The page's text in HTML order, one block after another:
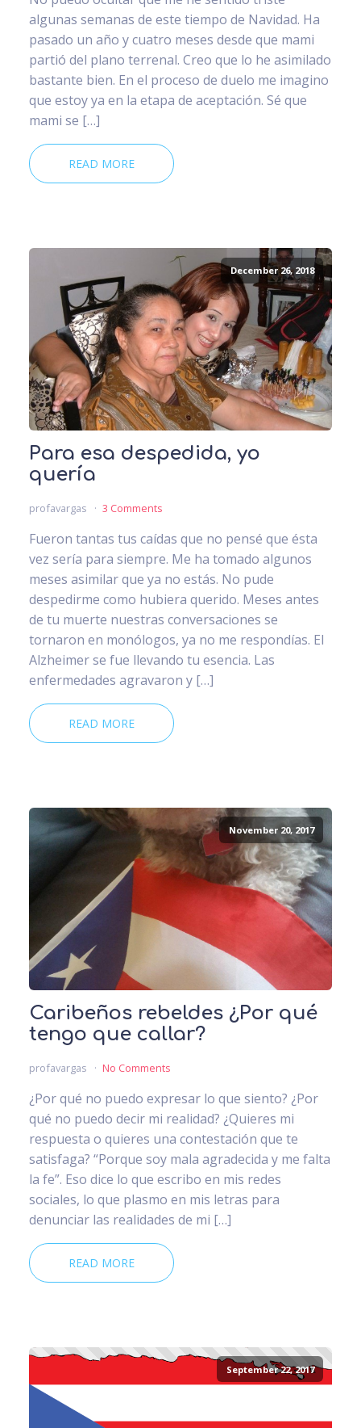
algunas semanas de este tiempo de Navidad. Ha
pasado un año y cuatro meses desde que mami
partió del plano terrenal. Creo que lo he asimilado
bastante bien. En el proceso de duelo me imagino
que estoy ya en la etapa de aceptación. Sé que
mami se […]
READ MORE
December 26, 2018
Para esa despedida, yo
quería
profavargas 3 Comments
Fueron tantas tus caídas que no pensé que ésta
vez sería para siempre. Me ha tomado algunos
meses asimilar que ya no estás. No pude
despedirme como hubiera querido. Meses antes
de tu muerte nuestras conversaciones se
tornaron en monólogos, ya no me respondías. El
Alzheimer se fue llevando tu esencia. Las
enfermedades agravaron y […]
READ MORE
November 20, 2017
Caribeños rebeldes ¿Por qué
tengo que callar?
profavargas No Comments
¿Por qué no puedo expresar lo que siento? ¿Por
qué no puedo decir mi realidad? ¿Quieres mi
respuesta o quieres una contestación que te
satisfaga? “Porque soy mala agradecida y me falta
la fe”. Eso dice lo que escribo en mis redes
sociales, lo que plasmo en mis letras para
denunciar las realidades de mi […]
READ MORE
September 22, 2017